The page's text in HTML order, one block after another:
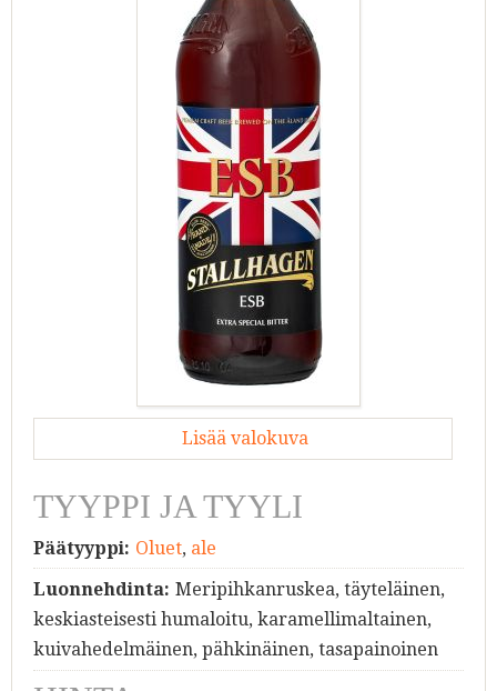
Lisää valokuva
TYYPPI JA TYYLI
Päätyyppi: Oluet, ale
Luonnehdinta: Meripihkanruskea, täyteläinen,
keskiasteisesti humaloitu, karamellimaltainen,
kuivahedelmäinen, pähkinäinen, tasapainoinen